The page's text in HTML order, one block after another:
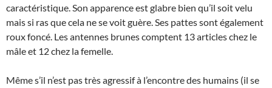
caractéristique. Son apparence est glabre bien qu’il soit velu
mais si ras que cela ne se voit guère. Ses pattes sont également
roux foncé. Les antennes brunes comptent 13 articles chez le
mâle et 12 chez la femelle.
Même s’il n’est pas très agressif à l’encontre des humains (il se